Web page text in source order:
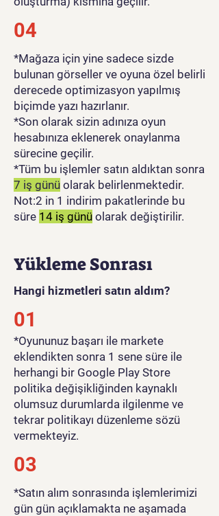
04
*Mağaza için yine sadece sizde
bulunan görseller ve oyuna özel belirli
derecede optimizasyon yapılmış
biçimde yazı hazırlanır.
*Son olarak sizin adınıza oyun
hesabınıza eklenerek onaylanma
sürecine geçilir.
*Tüm bu işlemler satın aldıktan sonra
7 iş günü olarak belirlenmektedir.
Not:2 in 1 indirim pakatlerinde bu
süre 14 iş günü olarak değiştirilir.
Yükleme Sonrası
Hangi hizmetleri satın aldım?
01
​*Oyununuz başarı ile markete
eklendikten sonra 1 sene süre ile
herhangi bir Google Play Store
politika değişikliğinden kaynaklı
olumsuz durumlarda ilgilenme ve
tekrar politikayı düzenleme sözü
vermekteyiz.
03
*Satın alım sonrasında işlemlerimizi
gün gün açıklamakta ne aşamada